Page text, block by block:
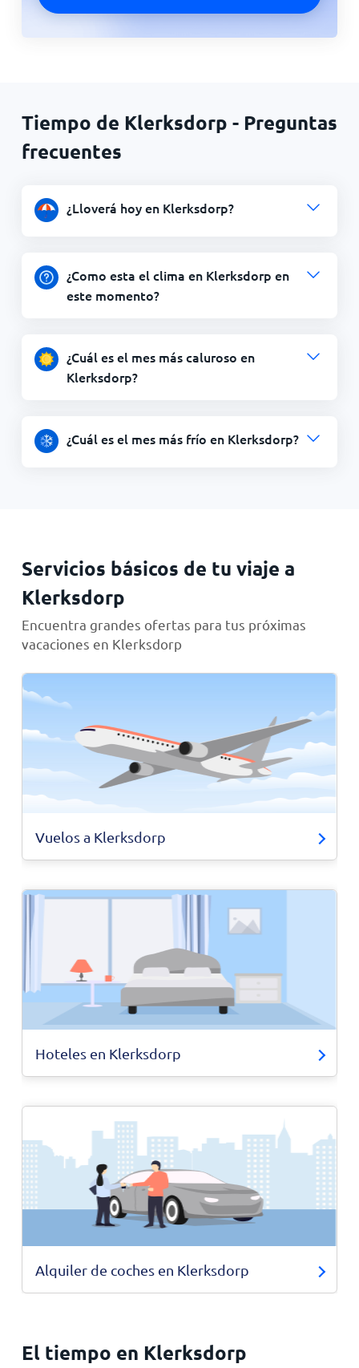
Tiempo de Klerksdorp - Preguntas
frecuentes
¿Lloverá hoy en Klerksdorp?
¿Como esta el clima en Klerksdorp en
este momento?
¿Cuál es el mes más caluroso en
Klerksdorp?
¿Cuál es el mes más frío en Klerksdorp?
Servicios básicos de tu viaje a
Klerksdorp
Encuentra grandes ofertas para tus próximas
vacaciones en Klerksdorp
Vuelos a Klerksdorp
Hoteles en Klerksdorp
Alquiler de coches en Klerksdorp
El tiempo en Klerksdorp